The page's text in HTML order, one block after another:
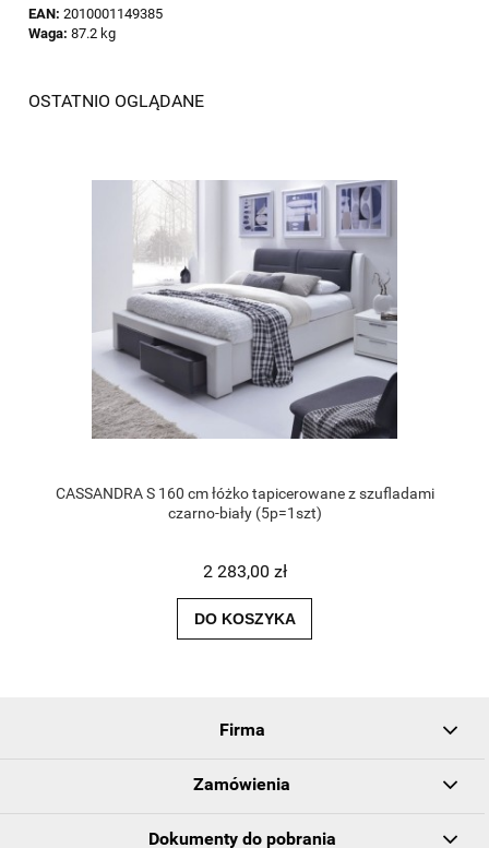
EAN: 2010001149385
Waga: 87.2 kg
OSTATNIO OGLĄDANE
CASSANDRA S 160 cm łóżko tapicerowane z szufladami
czarno-biały (5p=1szt)
2 283,00 zł
DO KOSZYKA
Firma
Zamówienia
Dokumenty do pobrania